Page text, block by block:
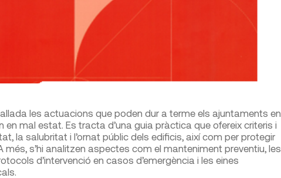
les actuacions que poden dur a terme els ajuntaments en
mal estat. Es tracta d’una guia pràctica que ofereix criteris i
la salubritat i l’ornat públic dels edificis, així com per protegir
s’hi analitzen aspectes com el manteniment preventiu, les
d’intervenció en casos d’emergència i les eines